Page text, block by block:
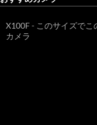
X100F - このサイズでこ
カメラ